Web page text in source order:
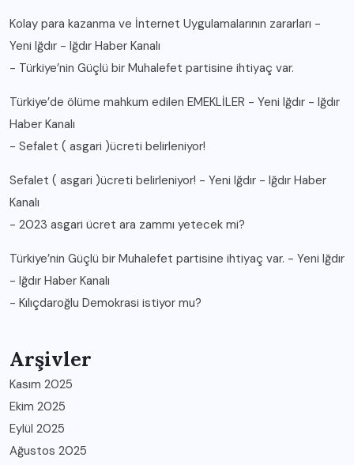
Kolay para kazanma ve İnternet Uygulamalarının zararları -
Yeni Iğdır - Iğdır Haber Kanalı
- Türkiye’nin Güçlü bir Muhalefet partisine ihtiyaç var.
Türkiye’de ölüme mahkum edilen EMEKLİLER - Yeni Iğdır - Iğdır
Haber Kanalı
- Sefalet ( asgari )ücreti belirleniyor!
Sefalet ( asgari )ücreti belirleniyor! - Yeni Iğdır - Iğdır Haber
Kanalı
- 2023 asgari ücret ara zammı yetecek mi?
Türkiye’nin Güçlü bir Muhalefet partisine ihtiyaç var. - Yeni Iğdır
- Iğdır Haber Kanalı
- Kılıçdaroğlu Demokrasi istiyor mu?
Arşivler
Kasım 2025
Ekim 2025
Eylül 2025
Ağustos 2025